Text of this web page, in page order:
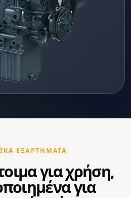
ΕΞΑΡΤΉΜΑΤΑ
για χρήση,
για